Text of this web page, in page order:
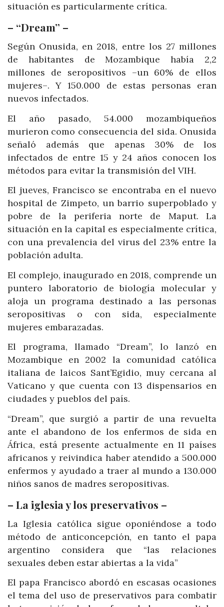
situación es particularmente crítica.
– “Dream” –
Según Onusida, en 2018, entre los 27 millones
de habitantes de Mozambique había 2,2
millones de seropositivos –un 60% de ellos
mujeres–. Y 150.000 de estas personas eran
nuevos infectados.
El año pasado, 54.000 mozambiqueños
murieron como consecuencia del sida. Onusida
señaló además que apenas 30% de los
infectados de entre 15 y 24 años conocen los
métodos para evitar la transmisión del VIH.
El jueves, Francisco se encontraba en el nuevo
hospital de Zimpeto, un barrio superpoblado y
pobre de la periferia norte de Maput. La
situación en la capital es especialmente crítica,
con una prevalencia del virus del 23% entre la
población adulta.
El complejo, inaugurado en 2018, comprende un
puntero laboratorio de biología molecular y
aloja un programa destinado a las personas
seropositivas o con sida, especialmente
mujeres embarazadas.
El programa, llamado “Dream”, lo lanzó en
Mozambique en 2002 la comunidad católica
italiana de laicos Sant’Egidio, muy cercana al
Vaticano y que cuenta con 13 dispensarios en
ciudades y pueblos del país.
“Dream”, que surgió a partir de una revuelta
ante el abandono de los enfermos de sida en
África, está presente actualmente en 11 países
africanos y reivindica haber atendido a 500.000
enfermos y ayudado a traer al mundo a 130.000
niños sanos de madres seropositivas.
– La iglesia y los preservativos –
La Iglesia católica sigue oponiéndose a todo
método de anticoncepción, en tanto el papa
argentino considera que “las relaciones
sexuales deben estar abiertas a la vida”
El papa Francisco abordó en escasas ocasiones
el tema del uso de preservativos para combatir